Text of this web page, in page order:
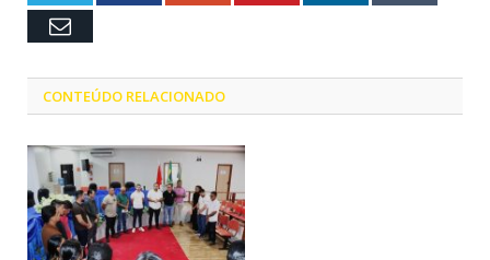
Email
CONTEÚDO RELACIONADO